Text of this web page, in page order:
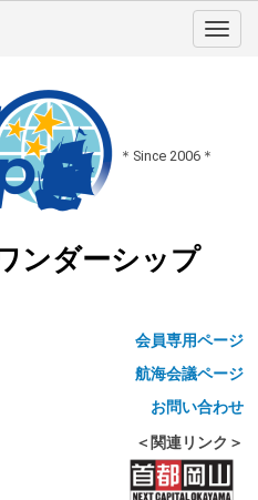
＊Since 2006＊
ンダーシップ
会員専用ページ
航海会議ページ
お問い合わせ
＜関連リンク＞